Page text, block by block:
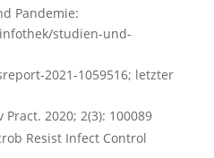
Pandemie:
studien-und-
2021-1059516; letzter
2020; 2(3): 100089
Resist Infect Control